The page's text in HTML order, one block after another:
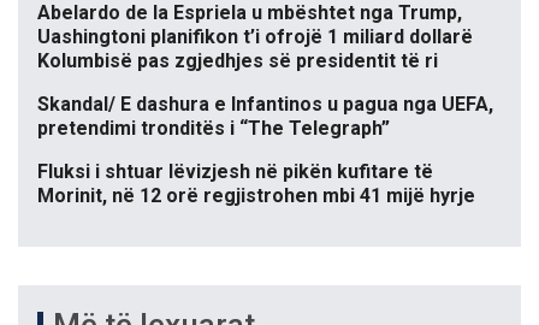
Abelardo de la Espriela u mbështet nga Trump,
Uashingtoni planifikon t’i ofrojë 1 miliard dollarë
Kolumbisë pas zgjedhjes së presidentit të ri
Skandal/ E dashura e Infantinos u pagua nga UEFA,
pretendimi tronditës i “The Telegraph”
Fluksi i shtuar lëvizjesh në pikën kufitare të
Morinit, në 12 orë regjistrohen mbi 41 mijë hyrje